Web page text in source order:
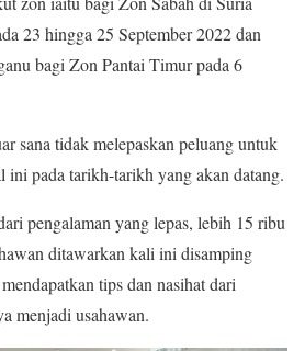
23 hingga 25 September 2022 dan
bagi Zon Pantai Timur pada 6
sana tidak melepaskan peluang untuk
ini pada tarikh-tarikh yang akan datang.
pengalaman yang lepas, lebih 15 ribu
ditawarkan kali ini disamping
tips dan nasihat dari
menjadi usahawan.